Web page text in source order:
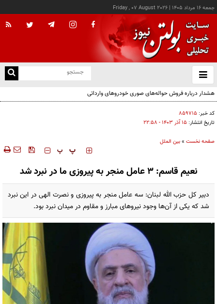
جمعه ۱۶ مرداد ۱۴۰۵ |
Friday , 07 August 2026
باز
و
هشدار درباره فروش حواله‌های صوری خودروهای وارداتی
کد خبر: ۸۵۹۷۱۵
تاریخ انتشار: ۱۵ آذر ۱۴۰۳ - ۲۲:۵۸
صفحه نخست »بین الملل
‍‍‍ پ پ
نعیم قاسم: ۳ عامل منجر به پیروزی ما در نبرد شد
دبیر کل حزب الله لبنان: سه عامل منجر به پیروزی و نصرت الهی در این نبرد
شد که یکی از آن‌ها وجود نیروهای مبارز و مقاوم در میدان نبرد بود.